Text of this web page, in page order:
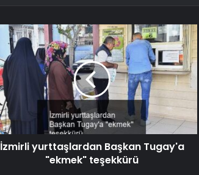
İzmirli yurttaşlardan Başkan Tugay'a
"ekmek" teşekkürü